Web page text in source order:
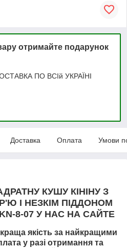
отримайте подарунок
ПО ВСІй УКРАЇНІ
Доставка Оплата Умови
КУШУ КІНІНУ З
І НЕЗКІМ ПІДДОНОМ
8-07 У НАС НА САЙТЕ
якість за найкращими
у разі отримання та